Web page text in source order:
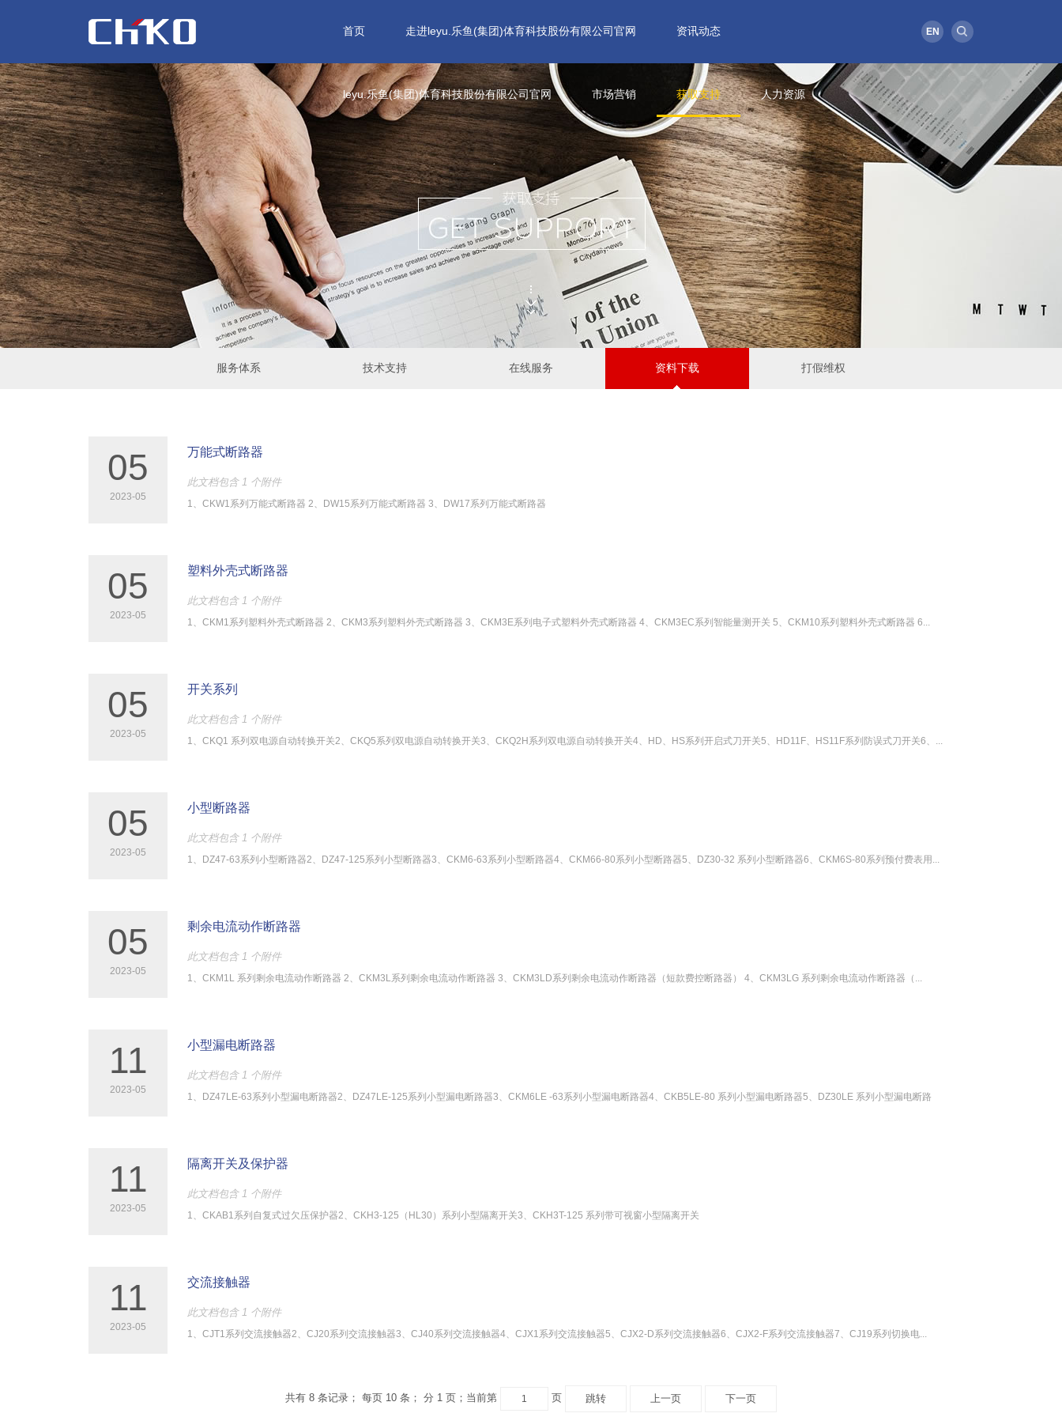
首页 走进leyu.乐鱼(集团)体育科技股份有限公司官网
集团简介
以电气产业为主导，环保、能
源、新材料等产业…
总裁致辞
全力创建一个以“诚信”为本、
日益发展的现代化企业
企业荣誉
公司的资质、业绩、信誉将是
我们合作成功的可靠保证
企业文化
科学、诚信、合作、进步，振
作、高效、创新、求实
集团缩影
拥有一家全资子集团、六家全
资电气企业、两家网络…
资讯动态
公司新闻
以电气产业为主导，环保、能
源、新材料等产业…
集团报刊
leyu.乐鱼(集团)体育科技股份
有限公司官网集团是我国第一
家规范化股份公司
视频中心
公司的资质、业绩、信誉将是
我们合作成功的可靠保证
公司新闻
集团报刊
视频中心
leyu.乐鱼(集团)体育科技股份有限公司官网
产品总汇
以电气产业为主导，环保、能
源、新材料等产业…
价格查询
拥有一家全资子集团、六家全
资电气企业、两家网络…
资质证书
公司的资质、业绩、信誉将是
我们合作成功的可靠保证
产品总汇
价格查询
资质证书
市场营销
营销网络
以电气产业为主导，环保、能
源、新材料等产业…
国际贸易
全力创建一个以“诚信”为本、
日益发展的现代化企业
工程应用
leyu.乐鱼(集团)体育科技股份
有限公司官网集团是我国第一
家规范化股份公司
业务合作
公司的资质、业绩、信誉将是
我们合作成功的可靠保证
营销网络
国际贸易
工程应用
业务合作
获取支持
服务体系
以电气产业为主导，环保、能
源、新材料等产业…
技术支持
全力创建一个以“诚信”为本、
日益发展的现代化企业
在线服务
leyu.乐鱼(集团)体育科技股份
有限公司官网集团是我国第一
家规范化股份公司
资料下载
公司的资质、业绩、信誉将是
我们合作成功的可靠保证
打假维权
科学、诚信、合作、进步，振
作、高效、创新、求实
人力资源
用人之道
以电气产业为主导，环保、能
源、新材料等产业…
招聘信息
全力创建一个以“诚信”为本、
日益发展的现代化企业
毛遂自荐
leyu.乐鱼(集团)体育科技股份
有限公司官网集团是我国第一
家规范化股份公司
用人之道
招聘信息
毛遂自荐
EN
服务体系 技术支持 在线服务 资料下载 打假维权
05
2023-05
万能式断路器
此文档包含 1 个附件
1、CKW1系列万能式断路器 2、DW15系列万能式断路器 3、DW17系列万能式断路器
05
2023-05
塑料外壳式断路器
此文档包含 1 个附件
1、CKM1系列塑料外壳式断路器 2、CKM3系列塑料外壳式断路器 3、CKM3E系列电子式塑料外壳式断路器 4、CKM3EC系列智能量测开关 5、CKM10系列塑料外壳式断路器 6...
05
2023-05
开关系列
此文档包含 1 个附件
1、CKQ1 系列双电源自动转换开关2、CKQ5系列双电源自动转换开关3、CKQ2H系列双电源自动转换开关4、HD、HS系列开启式刀开关5、HD11F、HS11F系列防误式刀开关6、...
05
2023-05
小型断路器
此文档包含 1 个附件
1、DZ47-63系列小型断路器2、DZ47-125系列小型断路器3、CKM6-63系列小型断路器4、CKM66-80系列小型断路器5、DZ30-32 系列小型断路器6、CKM6S-80系列预付费表用...
05
2023-05
剩余电流动作断路器
此文档包含 1 个附件
1、CKM1L 系列剩余电流动作断路器 2、CKM3L系列剩余电流动作断路器 3、CKM3LD系列剩余电流动作断路器（短款费控断路器） 4、CKM3LG 系列剩余电流动作断路器（...
11
2023-05
小型漏电断路器
此文档包含 1 个附件
1、DZ47LE-63系列小型漏电断路器2、DZ47LE-125系列小型漏电断路器3、CKM6LE -63系列小型漏电断路器4、CKB5LE-80 系列小型漏电断路器5、DZ30LE 系列小型漏电断路
11
2023-05
隔离开关及保护器
此文档包含 1 个附件
1、CKAB1系列自复式过欠压保护器2、CKH3-125（HL30）系列小型隔离开关3、CKH3T-125 系列带可视窗小型隔离开关
11
2023-05
交流接触器
此文档包含 1 个附件
1、CJT1系列交流接触器2、CJ20系列交流接触器3、CJ40系列交流接触器4、CJX1系列交流接触器5、CJX2-D系列交流接触器6、CJX2-F系列交流接触器7、CJ19系列切换电...
共有 8 条记录； 每页 10 条； 分 1 页；当前第 页 跳转 上一页 下一页